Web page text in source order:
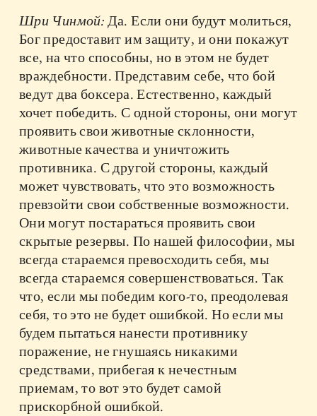
Шри Чинмой:Да. Если они будут молиться,
Бог предоставит им защиту, и они покажут
все, на что способны, но в этом не будет
враждебности. Представим себе, что бой
ведут два боксера. Естественно, каждый
хочет победить. С одной стороны, они могут
проявить свои животные склонности,
животные качества и уничтожить
противника. С другой стороны, каждый
может чувствовать, что это возможность
превзойти свои собственные возможности.
Они могут постараться проявить свои
скрытые резервы. По нашей философии, мы
всегда стараемся превосходить себя, мы
всегда стараемся совершенствоваться. Так
что, если мы победим кого-то, преодолевая
себя, то это не будет ошибкой. Но если мы
будем пытаться нанести противнику
поражение, не гнушаясь никакими
средствами, прибегая к нечестным
приемам, то вот это будет самой
прискорбной ошибкой.